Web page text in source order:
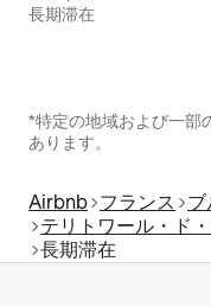
長期滞在
*特定の地域および一部
あります。
Airbnb フランス
テリトワール・ド
長期滞在